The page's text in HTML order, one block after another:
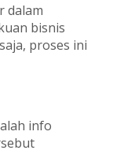
dalam
bisnis
proses ini
info